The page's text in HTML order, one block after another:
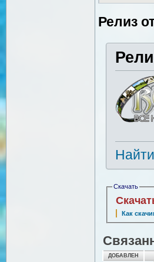
Релиз
Скачать
Как
ДОБАВЛЕН